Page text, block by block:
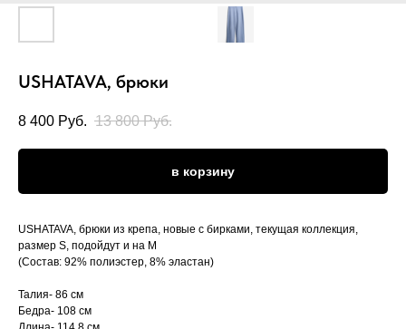
USHATAVA, брюки
8 400 Руб. 13 800 Руб.
в корзину
USHATAVA, брюки из крепа, новые с бирками, текущая коллекция,
размер S, подойдут и на М
(Состав: 92% полиэстер, 8% эластан)
Талия- 86 см
Бедра- 108 см